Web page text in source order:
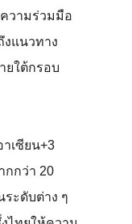
วามร่วมมือ
งแนวทาง
ยใต้กรอบ
เซียน+3
กกว่า 20
ะดับต่าง ๆ